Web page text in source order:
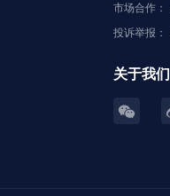
市场合作：
投诉举报：
关于我们